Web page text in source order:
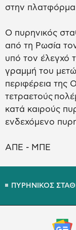
στην
Ο πυρηνικός
από τη Ρωσία
υπό τον έλεγχό
γραμμή του
περιφέρεια της
τετραετούς
κατά καιρούς
ενδεχόμενο
ΑΠΕ - ΜΠΕ
ΠΥΡΗΝΙΚΟΣ